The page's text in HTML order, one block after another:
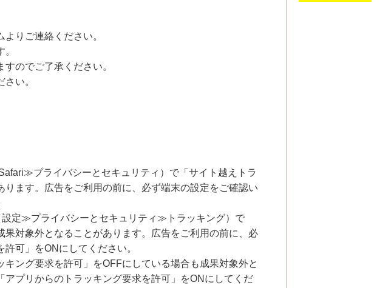
りご連絡ください。
のでご了承ください。
い。
プライバシーとセキュリティ）で「サイト越えトラ
ます。広告をご利用の前に、必ず端末の設定をご確認い
定≫プライバシーとセキュリティ≫トラッキング）で
果対象外となることがあります。広告をご利用の前に、必
可」をONにしてください。
ング要求を許可」をOFFにしている場合も成果対象外と
プリからのトラッキング要求を許可」をONにしてくだ